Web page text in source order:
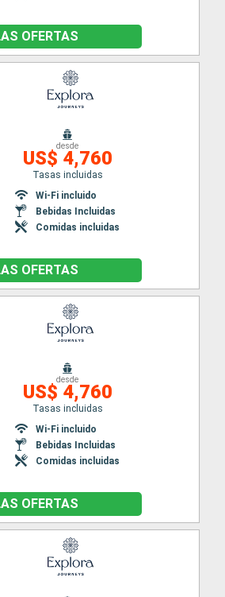
OFERTAS
desde
US$ 4,760
Tasas incluidas
Wi-Fi incluido
Bebidas Incluidas
Comidas incluidas
OFERTAS
desde
US$ 4,760
Tasas incluidas
Wi-Fi incluido
Bebidas Incluidas
Comidas incluidas
OFERTAS